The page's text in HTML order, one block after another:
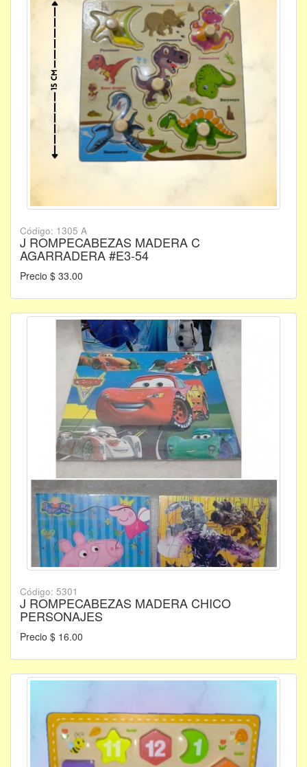
Código: 1305 A
J ROMPECABEZAS MADERA C
AGARRADERA #E3-54
Precio $ 33.00
Código: 5301
J ROMPECABEZAS MADERA CHICO
PERSONAJES
Precio $ 16.00